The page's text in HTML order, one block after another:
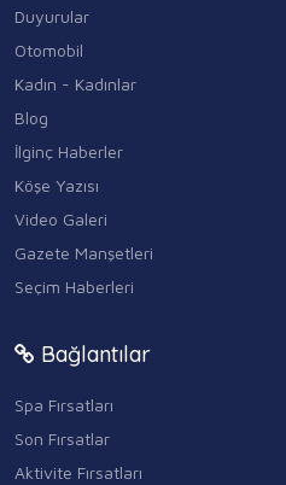
Duyurular
Otomobil
Kadın - Kadınlar
Blog
İlginç Haberler
Köşe Yazısı
Video Galeri
Gazete Manşetleri
Seçim Haberleri
Bağlantılar
Spa Fırsatları
Son Fırsatlar
Aktivite Fırsatları